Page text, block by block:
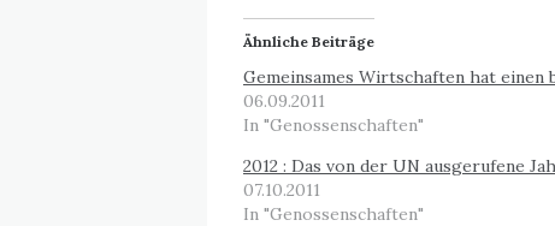
Ähnliche Beiträge
Gemeinsames Wirtschaften hat einen
06.09.2011
In "Genossenschaften"
2012 : Das von der UN ausgerufene
07.10.2011
In "Genossenschaften"